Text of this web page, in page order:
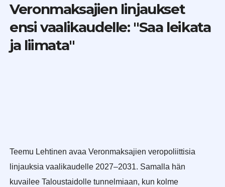
Veronmaksajien linjaukset
ensi vaalikaudelle: "Saa leikata
ja liimata"
Teemu Lehtinen avaa Veronmaksajien veropoliittisia
linjauksia vaalikaudelle 2027–2031. Samalla hän
kuvailee Taloustaidolle tunnelmiaan, kun kolme